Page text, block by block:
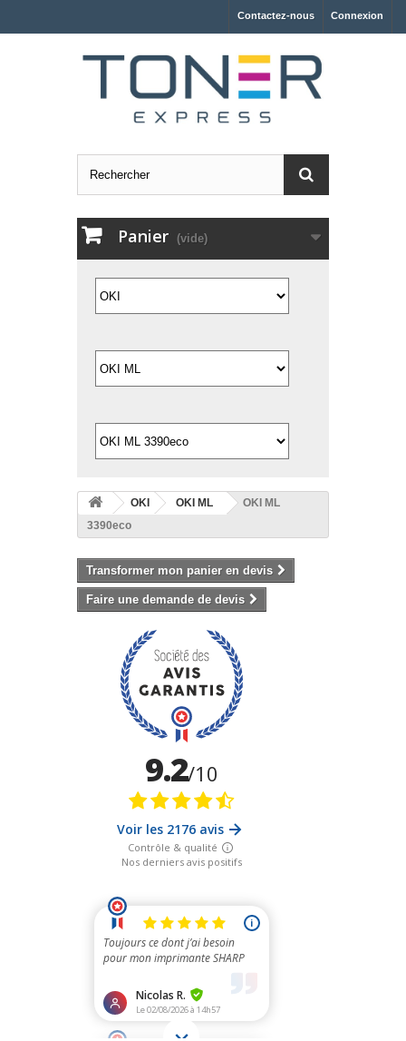
Connexion
Contactez-nous
Panier (vide)
OKI OKI ML
OKI ML
3390eco
Transformer mon panier en devis
Faire une demande de devis